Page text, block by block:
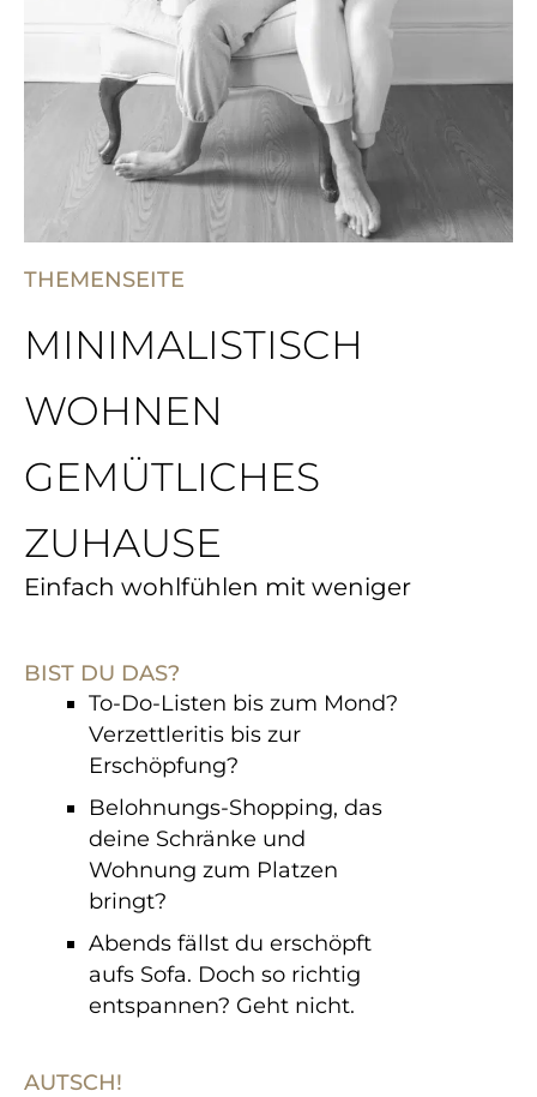
THEMENSEITE
MINIMALISTISCH
WOHNEN
GEMÜTLICHES
ZUHAUSE
Einfach wohlfühlen mit weniger
BIST DU DAS?
To-Do-Listen bis zum Mond?
Verzettleritis bis zur
Erschöpfung?
Belohnungs-Shopping, das
deine Schränke und
Wohnung zum Platzen
bringt?
Abends fällst du erschöpft
aufs Sofa. Doch so richtig
entspannen? Geht nicht.
AUTSCH!